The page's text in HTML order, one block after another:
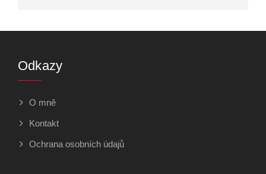
Odkazy
O mně
Kontakt
Ochrana osobních údajů